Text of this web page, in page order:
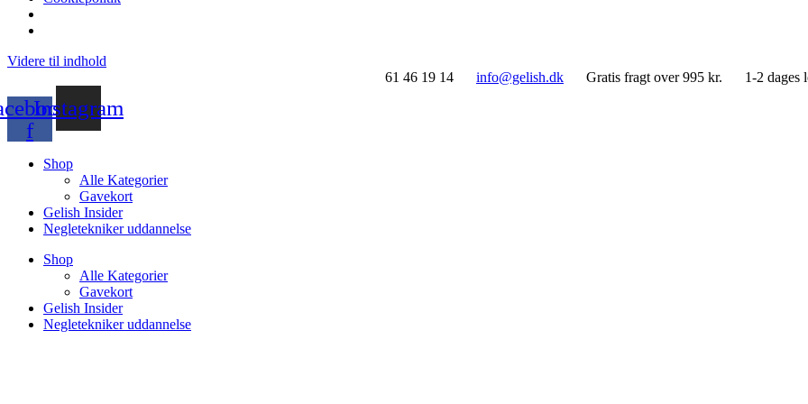
Videre til indhold
61 46 19 14
info@gelish.dk Gratis fragt over 995 kr. 1-2 dages
f
Instagram
Shop
Alle Kategorier
Gavekort
Gelish Insider
Negletekniker uddannelse
Shop
Alle Kategorier
Gavekort
Gelish Insider
Negletekniker uddannelse